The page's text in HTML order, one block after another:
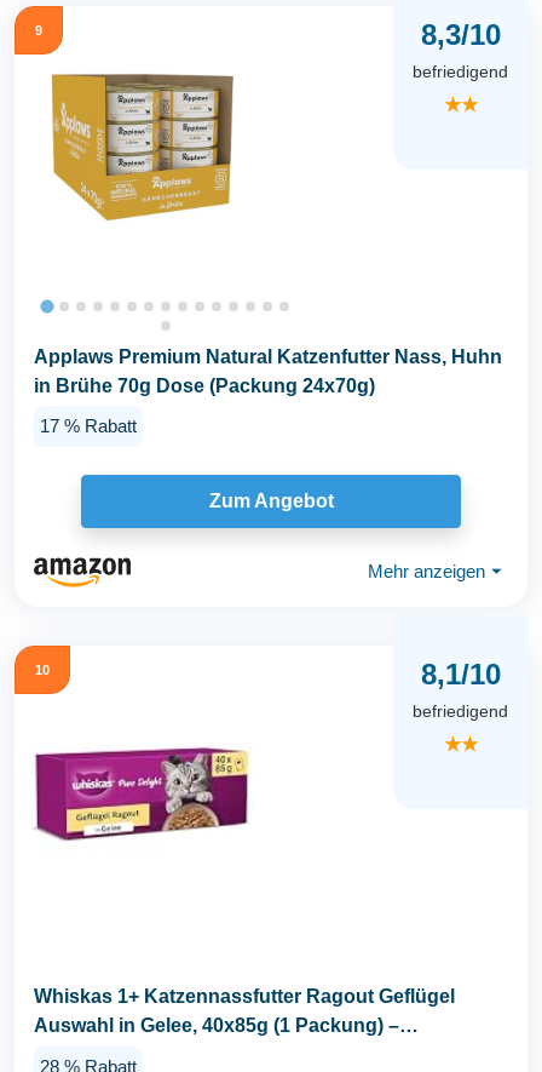
9 8,3/10
befriedigend
★★
Applaws Premium Natural Katzenfutter Nass, Huhn
in Brühe 70g Dose (Packung 24x70g)
17 % Rabatt
Zum Angebot
Mehr anzeigen ⏷
10 8,1/10
befriedigend
★★
Whiskas 1+ Katzennassfutter Ragout Geflügel
Auswahl in Gelee, 40x85g (1 Packung) –
28 % Rabatt